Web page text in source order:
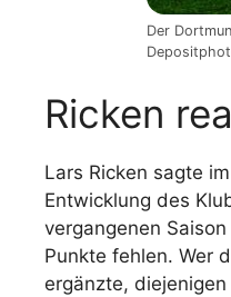
Der
Ricken
Lars Ricken sagte
Entwicklung des
vergangenen
Punkte fehlen. Wer
ergänzte,